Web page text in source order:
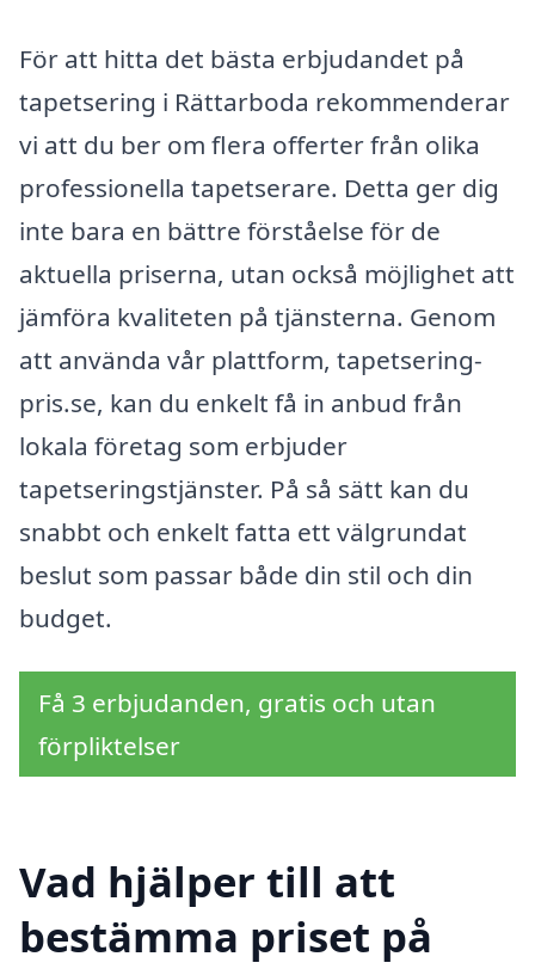
För att hitta det bästa erbjudandet på
tapetsering i Rättarboda rekommenderar
vi att du ber om flera offerter från olika
professionella tapetserare. Detta ger dig
inte bara en bättre förståelse för de
aktuella priserna, utan också möjlighet att
jämföra kvaliteten på tjänsterna. Genom
att använda vår plattform, tapetsering-
pris.se, kan du enkelt få in anbud från
lokala företag som erbjuder
tapetseringstjänster. På så sätt kan du
snabbt och enkelt fatta ett välgrundat
beslut som passar både din stil och din
budget.
Få 3 erbjudanden, gratis och utan
förpliktelser
Vad hjälper till att
bestämma priset på